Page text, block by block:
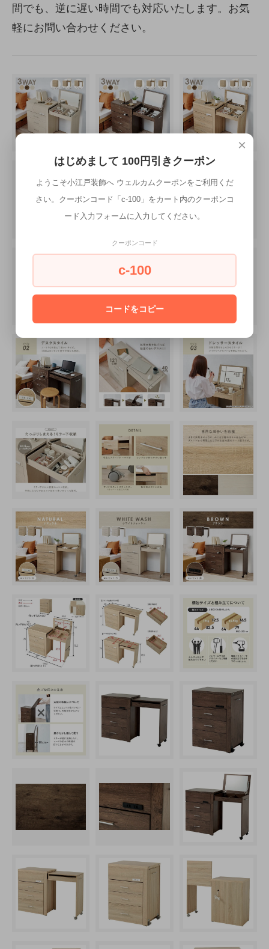
間でも、逆に遅い時間でも対応いたします。お気
軽にお問い合わせください。
×
はじめまして 100円引きクーポン
ようこそ小江戸装飾へ ウェルカムクーポンをご利用くだ
さい。クーポンコード「c-100」をカート内のクーポンコ
ード入力フォームに入力してください。
クーポンコード
c-100
コードをコピー